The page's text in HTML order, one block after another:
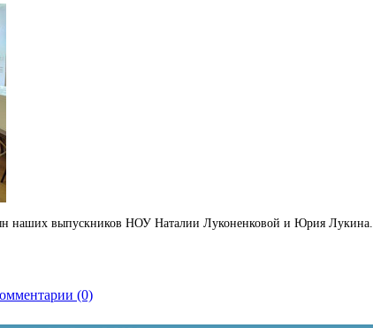
наших выпускников НОУ Наталии Луконенковой и Юрия Лукина.
(0)